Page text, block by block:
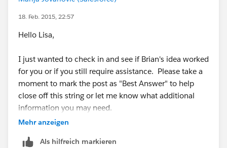
18. Feb. 2015, 22:57
Hello Lisa,
I just wanted to check in and see if Brian's idea worked
for you or if you still require assistance. Please take a
moment to mark the post as "Best Answer" to help
close off this string or let me know what additional
information you may need.
Mehr anzeigen
Als hilfreich markieren